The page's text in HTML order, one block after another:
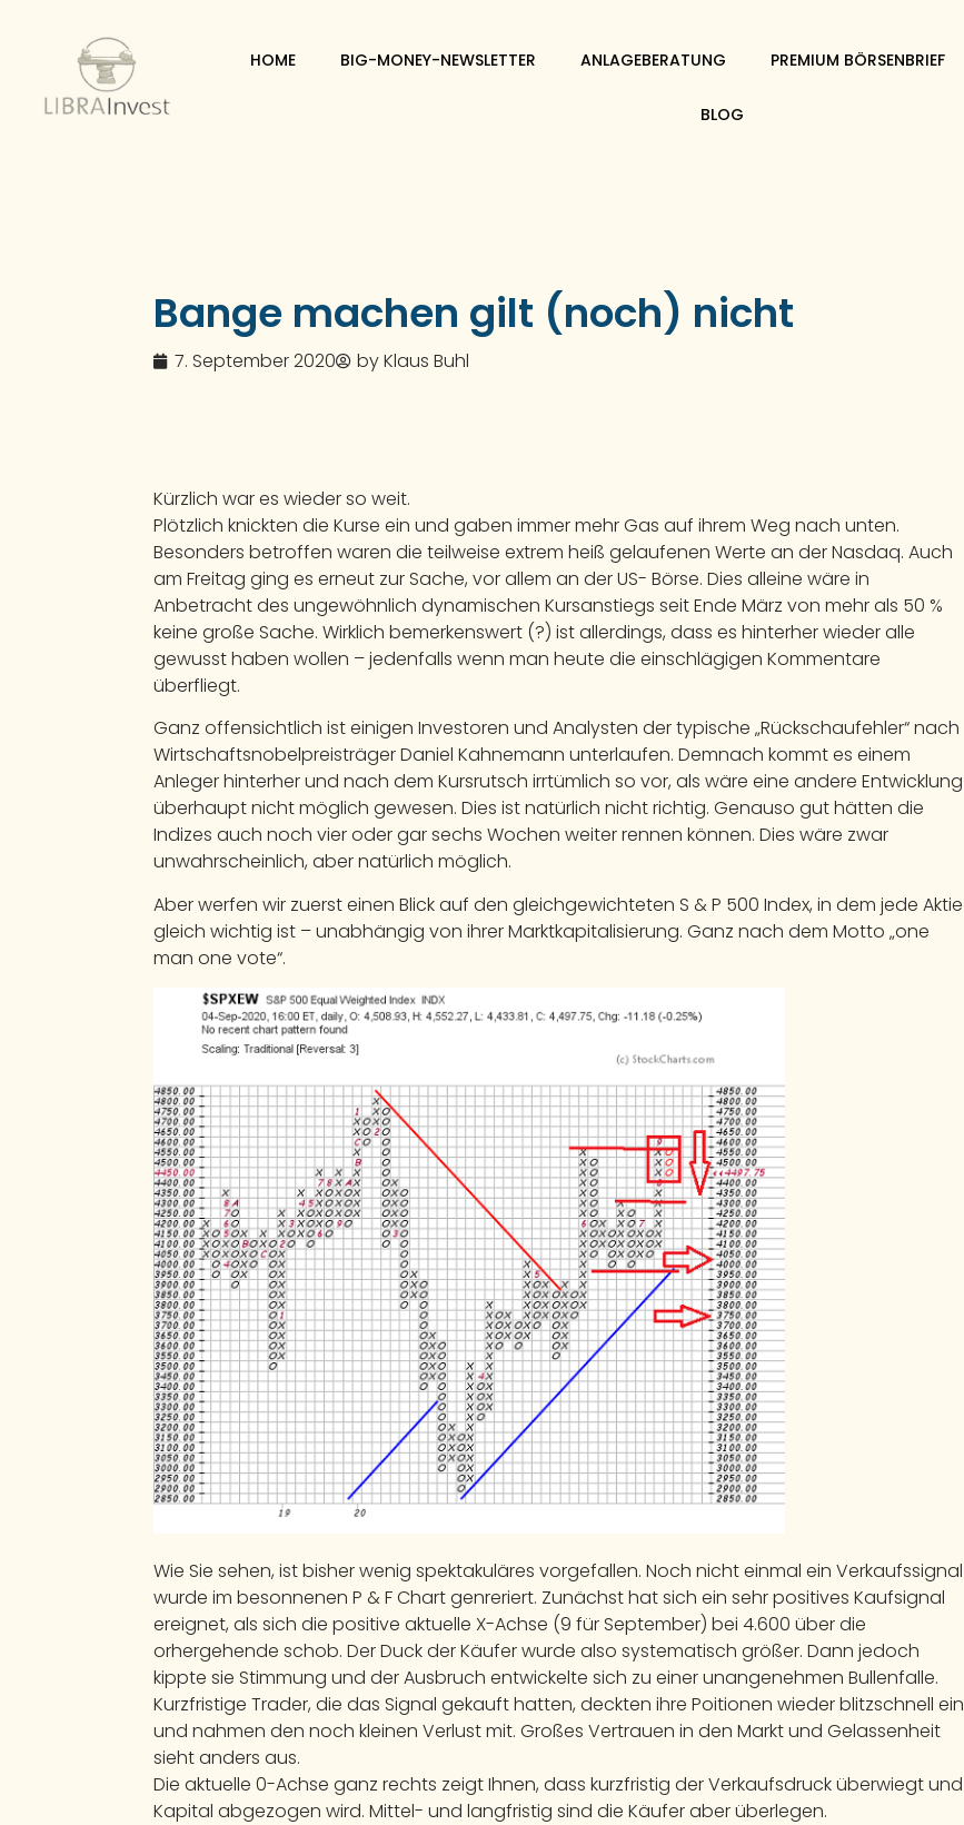
HOME BIG-MONEY-NEWSLETTER ANLAGEBERATUNG PREMIUM BÖRSENBRIEF
BLOG
Bange machen gilt (noch) nicht
7. September 2020 byKlaus Buhl
Kürzlich war es wieder so weit.
Plötzlich knickten die Kurse ein und gaben immer mehr Gas auf ihrem Weg nach unten.
Besonders betroffen waren die teilweise extrem heiß gelaufenen Werte an der Nasdaq. Auch
am Freitag ging es erneut zur Sache, vor allem an der US- Börse. Dies alleine wäre in
Anbetracht des ungewöhnlich dynamischen Kursanstiegs seit Ende März von mehr als 50 %
keine große Sache. Wirklich bemerkenswert (?) ist allerdings, dass es hinterher wieder alle
gewusst haben wollen – jedenfalls wenn man heute die einschlägigen Kommentare
überfliegt.
Ganz offensichtlich ist einigen Investoren und Analysten der typische „Rückschaufehler“ nach
Wirtschaftsnobelpreisträger Daniel Kahnemann unterlaufen. Demnach kommt es einem
Anleger hinterher und nach dem Kursrutsch irrtümlich so vor, als wäre eine andere Entwicklung
überhaupt nicht möglich gewesen. Dies ist natürlich nicht richtig. Genauso gut hätten die
Indizes auch noch vier oder gar sechs Wochen weiter rennen können. Dies wäre zwar
unwahrscheinlich, aber natürlich möglich.
Aber werfen wir zuerst einen Blick auf den gleichgewichteten S & P 500 Index, in dem jede Aktie
gleich wichtig ist – unabhängig von ihrer Marktkapitalisierung. Ganz nach dem Motto „one
man one vote“.
Wie Sie sehen, ist bisher wenig spektakuläres vorgefallen. Noch nicht einmal ein Verkaufssignal
wurde im besonnenen P & F Chart genreriert. Zunächst hat sich ein sehr positives Kaufsignal
ereignet, als sich die positive aktuelle X-Achse (9 für September) bei 4.600 über die
orhergehende schob. Der Duck der Käufer wurde also systematisch größer. Dann jedoch
kippte sie Stimmung und der Ausbruch entwickelte sich zu einer unangenehmen Bullenfalle.
Kurzfristige Trader, die das Signal gekauft hatten, deckten ihre Poitionen wieder blitzschnell ein
und nahmen den noch kleinen Verlust mit. Großes Vertrauen in den Markt und Gelassenheit
sieht anders aus.
Die aktuelle 0-Achse ganz rechts zeigt Ihnen, dass kurzfristig der Verkaufsdruck überwiegt und
Kapital abgezogen wird. Mittel- und langfristig sind die Käufer aber überlegen.